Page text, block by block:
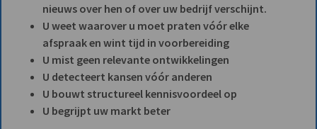
nieuws over hen of over uw bedrijf verschijnt.
U weet waarover u moet praten vóór elke
afspraak en wint tijd in voorbereiding
U mist geen relevante ontwikkelingen
U detecteert kansen vóór anderen
U bouwt structureel kennisvoordeel op
U begrijpt uw markt beter